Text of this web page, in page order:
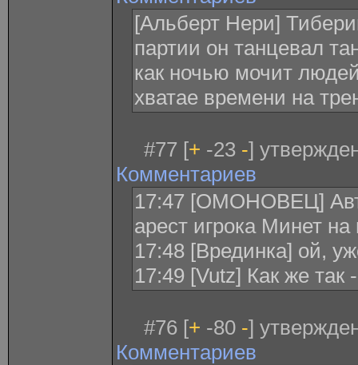
[Альберт Нери]
партии он танцевал
как ночью мочит
хватае времени на
#77 [+ -23 -]
Комментариев
17:47 [ОМОНОВЕЦ]
арест игрока Минет
17:48 [Врединка] ой,
17:49 [Vutz] Как же
#76 [+ -80 -]
Комментариев